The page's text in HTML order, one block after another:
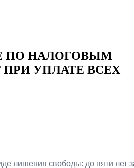
Презентации экспертов
ПО НАЛОГОВЫМ
УПЛАТЕ ВСЕХ
лишения свободы: до пяти лет